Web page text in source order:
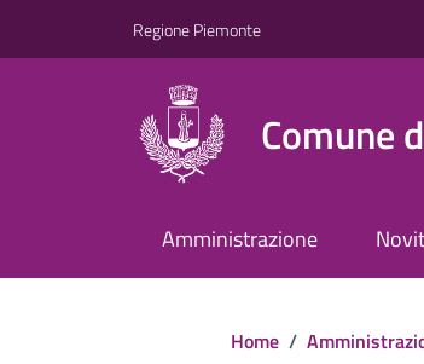
Regione Piemonte
Comune
Amministrazione
Home /